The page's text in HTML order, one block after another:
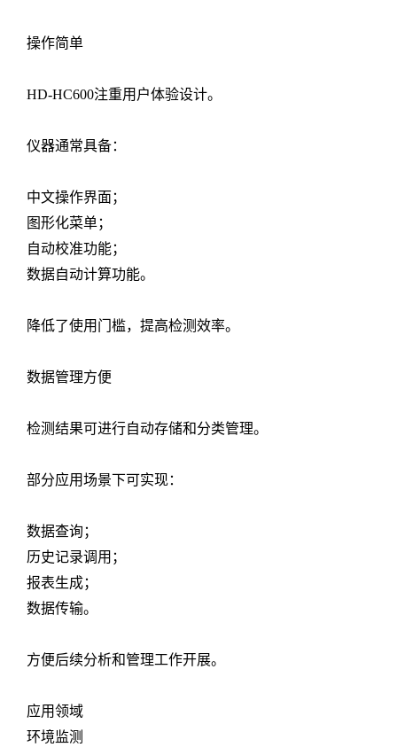
操作简单
HD-HC600注重用户体验设计。
仪器通常具备：
中文操作界面；
图形化菜单；
自动校准功能；
数据自动计算功能。
降低了使用门槛，提高检测效率。
数据管理方便
检测结果可进行自动存储和分类管理。
部分应用场景下可实现：
数据查询；
历史记录调用；
报表生成；
数据传输。
方便后续分析和管理工作开展。
应用领域
环境监测